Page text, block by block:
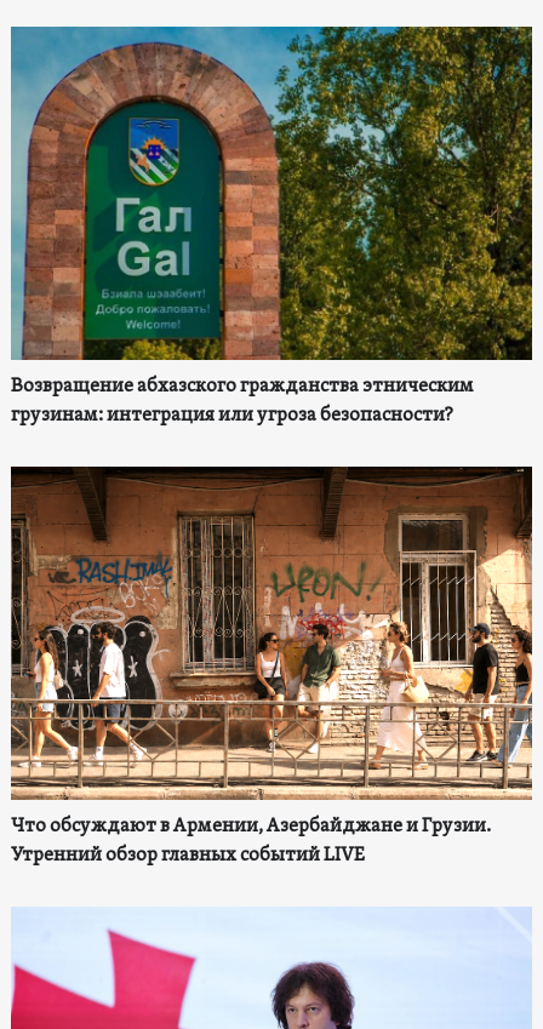
Возвращение абхазского гражданства этническим
грузинам: интеграция или угроза безопасности?
Что обсуждают в Армении, Азербайджане и Грузии.
Утренний обзор главных событий LIVE